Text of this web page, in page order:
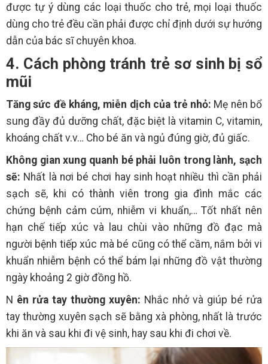
được tự ý dùng các loại thuốc cho trẻ, mọi loại thuốc
dùng cho trẻ đều cần phải được chỉ định dưới sự hướng
dẫn của bác sĩ chuyên khoa.
4. Cách phòng tránh trẻ sơ sinh bị sổ
mũi
Tăng sức đề kháng, miễn dịch của trẻ nhỏ: Mẹ nên bổ
sung đầy đủ dưỡng chất, đặc biệt là vitamin C, vitamin,
khoáng chất v.v… Cho bé ăn và ngủ đúng giờ, đủ giấc.
Không gian xung quanh bé phải luôn trong lành, sạch
sẽ: Nhất là nơi bé chơi hay sinh hoạt nhiều thì cần phải
sạch sẽ, khi có thành viên trong gia đình mắc các
chứng bệnh cảm cúm, nhiễm vi khuẩn,… Tốt nhất nên
hạn chế tiếp xúc và lau chùi vào những đồ đạc mà
người bệnh tiếp xúc mà bé cũng có thể cầm, nắm bởi vi
khuẩn nhiễm bệnh có thể bám lại những đồ vật thường
ngày khoảng 2 giờ đồng hồ.
N ên rửa tay thường xuyên: Nhắc nhở và giúp bé rửa
tay thường xuyên sạch sẽ bằng xà phòng, nhất là trước
khi ăn và sau khi đi vệ sinh, hay sau khi đi chơi về.